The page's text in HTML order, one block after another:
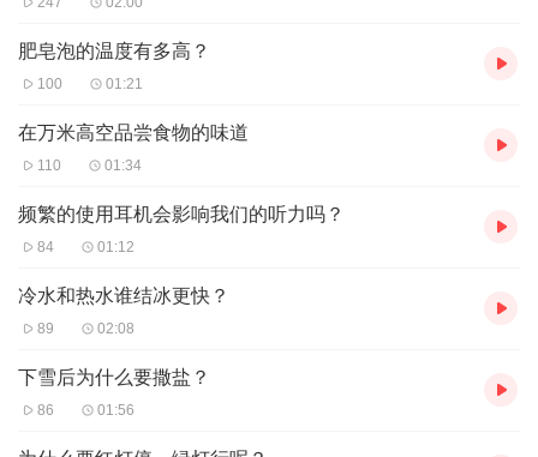
肥皂泡的温度有多高？
100 01:21
在万米高空品尝食物的味道
110 01:34
频繁的使用耳机会影响我们的听力吗？
84 01:12
冷水和热水谁结冰更快？
89 02:08
下雪后为什么要撒盐？
86 01:56